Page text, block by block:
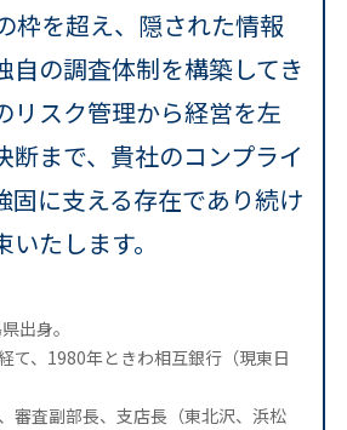
枠を超え、隠された情報
自の調査体制を構築してき
リスク管理から経営を左
断まで、貴社のコンプライ
固に支える存在であり続け
たします。
出身。
て、1980年ときわ相互銀行（現東日
審査副部長、支店長（東北沢、浜松